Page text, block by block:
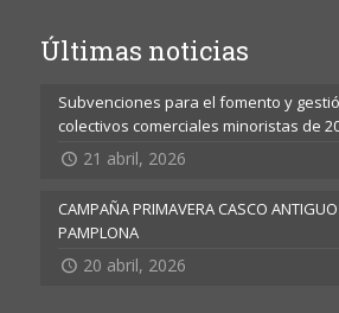
Últimas noticias
Subvenciones para el fomento y
colectivos comerciales minoristas de
21 abril, 2026
CAMPAÑA PRIMAVERA CASCO
PAMPLONA
20 abril, 2026